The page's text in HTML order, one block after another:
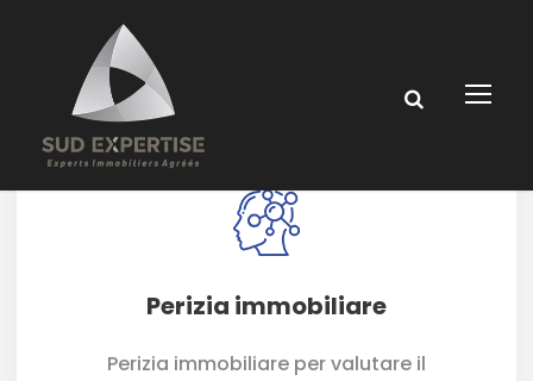
Perizia immobiliare
Perizia immobiliare per valutare il